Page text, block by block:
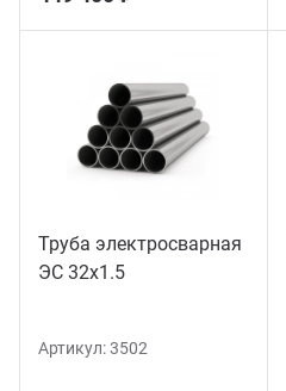
Труба электросварная
ЭС 32x1.5
Артикул:3502